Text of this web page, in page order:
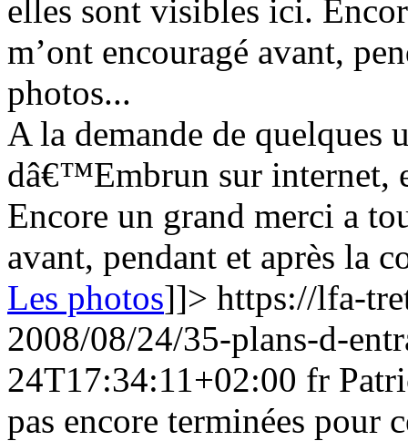
elles sont visibles ici.
m’ont encouragé avant,
photos...
A la demande de quelques
dâ€™Embrun sur internet,
Encore un grand merci a
avant, pendant et après la
Les photos]]> https://lfa-
2008/08/24/35-plans-d-
24T17:34:11+02:00 fr
pas encore terminées pour